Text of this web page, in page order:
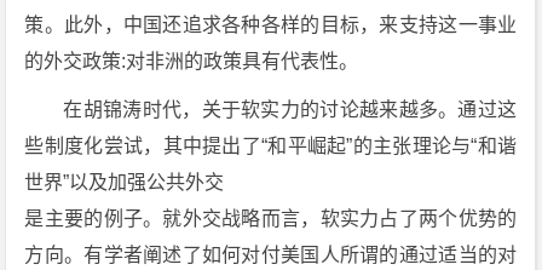
策。此外，中国还追求各种各样的目标，来支持这一事业
的外交政策:对非洲的政策具有代表性。
在胡锦涛时代，关于软实力的讨论越来越多。通过这
些制度化尝试，其中提出了“和平崛起”的主张理论与“和谐
世界”以及加强公共外交
是主要的例子。就外交战略而言，软实力占了两个优势的
方向。有学者阐述了如何对付美国人所谓的通过适当的对